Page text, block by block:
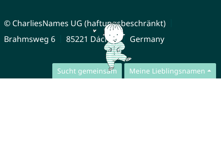
Sucht gemeinsam Meine Lieblingsnamen
© CharliesNames UG (haftungsbeschränkt)
Brahmsweg 6
85221 Dachau Germany